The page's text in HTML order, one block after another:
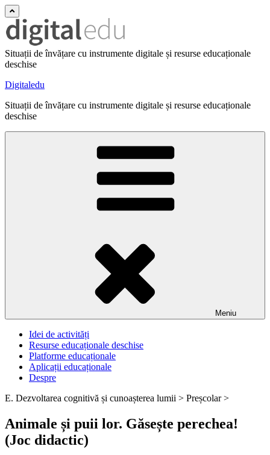
Situații de învățare cu instrumente digitale și resurse educaționale
deschise
Digitaledu
Situații de învățare cu instrumente digitale și resurse educaționale
deschise
Meniu
Idei de activități
Resurse educaționale deschise
Platforme educaționale
Aplicații educaționale
Despre
E. Dezvoltarea cognitivă și cunoașterea lumii > Preșcolar >
Animale și puii lor. Găsește perechea!
(Joc didactic)